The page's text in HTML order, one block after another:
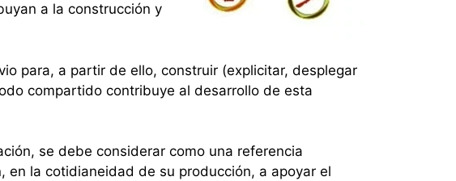
a la construcción y
para, a partir de ello, construir (explicitar, desplegar
compartido contribuye al desarrollo de esta
se debe considerar como una referencia
la cotidianeidad de su producción, a apoyar el